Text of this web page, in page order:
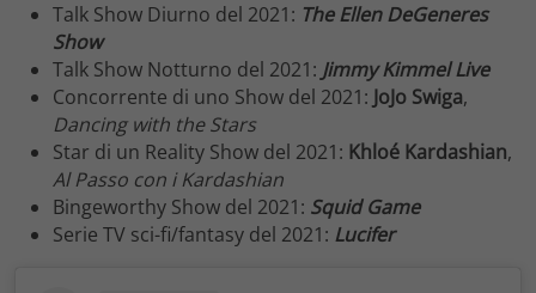
Talk Show Diurno del 2021: The Ellen DeGeneres
Show
Talk Show Notturno del 2021: Jimmy Kimmel Live
Concorrente di uno Show del 2021: JoJo Swiga,
Dancing with the Stars
Star di un Reality Show del 2021: Khloé Kardashian,
Al Passo con i Kardashian
Bingeworthy Show del 2021: Squid Game
Serie TV sci-fi/fantasy del 2021: Lucifer